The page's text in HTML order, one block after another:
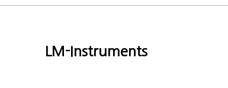
LM-Instruments